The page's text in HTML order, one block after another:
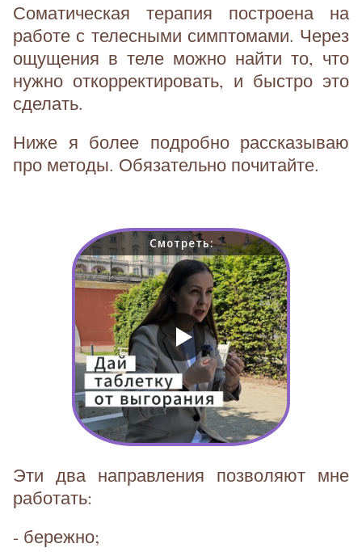
Соматическая терапия построена на
работе с телесными симптомами. Через
ощущения в теле можно найти то, что
нужно откорректировать, и быстро это
сделать.
Ниже я более подробно рассказываю
про методы. Обязательно почитайте.
Смотреть:
Эти два направления позволяют мне
работать:
- бережно;